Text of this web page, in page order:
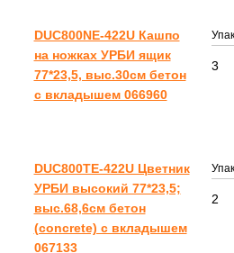
DUC800NE-422U Кашпо
на ножках УРБИ ящик
77*23,5, выс.30см бетон
с вкладышем 066960
3
DUC800TE-422U Цветник
УРБИ высокий 77*23,5;
выс.68,6см бетон
(concrete) с вкладышем
067133
2